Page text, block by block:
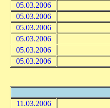
05.03.2006
05.03.2006
05.03.2006
05.03.2006
05.03.2006
05.03.2006
11.03.2006